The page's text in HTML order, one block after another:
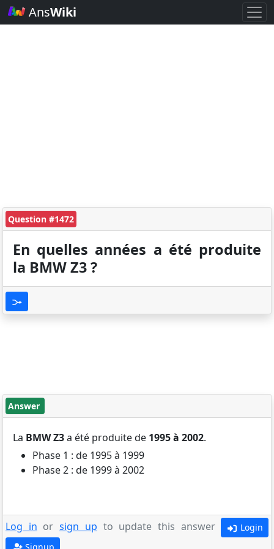
AnsWiki
Question #1472
En quelles années a été produite
la BMW Z3 ?
Answer
La BMW Z3a été produite de 1995 à 2002.
Phase 1 : de 1995 à 1999
Phase 2 : de 1999 à 2002
Log in orsign up to update this answer
Login
Signup